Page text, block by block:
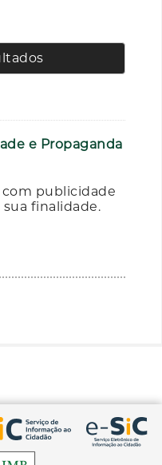
e Propaganda
com publicidade
finalidade.